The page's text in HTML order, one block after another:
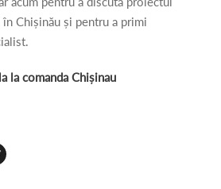
Chișinău și pentru a primi
la comanda Chișinau